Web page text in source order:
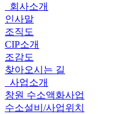
전
체
메
뉴
회사소개
인사말
조직도
CIP소개
조감도
찾아오시는 길
사업소개
창원 수소액화사업
수소설비/사업위치